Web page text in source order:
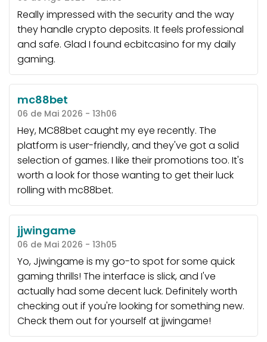
Really impressed with the security and the way
they handle crypto deposits. It feels professional
and safe. Glad I found ecbitcasino for my daily
gaming.
mc88bet
06 de Mai 2026 - 13h06
Hey, MC88bet caught my eye recently. The
platform is user-friendly, and they've got a solid
selection of games. I like their promotions too. It's
worth a look for those wanting to get their luck
rolling with mc88bet.
jjwingame
06 de Mai 2026 - 13h05
Yo, Jjwingame is my go-to spot for some quick
gaming thrills! The interface is slick, and I've
actually had some decent luck. Definitely worth
checking out if you're looking for something new.
Check them out for yourself atjjwingame!